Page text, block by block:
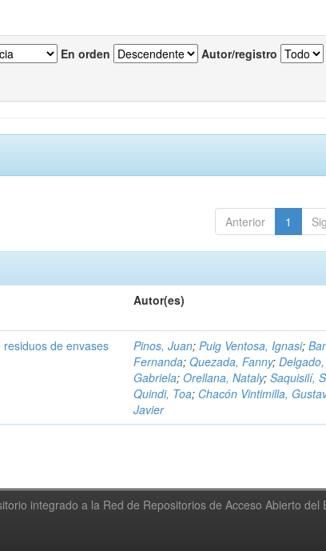
En orden Autor/registro
Anterior 1
Autor(es)
de envases
Pinos, Juan;Puig Ventosa, Ignasi;
Fernanda;Quezada, Fanny;Delgado,
Gabriela;Orellana, Nataly;Saquisilí,
Quindi, Toa; Chacón Vintimilla,
Javier
integrado a la Red de Repositorios de Acceso Abierto del